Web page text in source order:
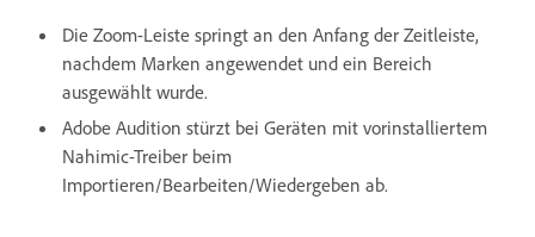
Die Zoom-Leiste springt an den Anfang der Zeitleiste,
nachdem Marken angewendet und ein Bereich
ausgewählt wurde.
Adobe Audition stürzt bei Geräten mit vorinstalliertem
Nahimic-Treiber beim
Importieren/Bearbeiten/Wiedergeben ab.